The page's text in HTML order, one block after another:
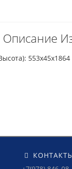
Описание
553х45х1864